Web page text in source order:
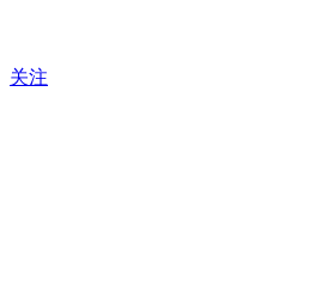
关注